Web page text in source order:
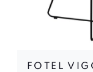
FOTEL